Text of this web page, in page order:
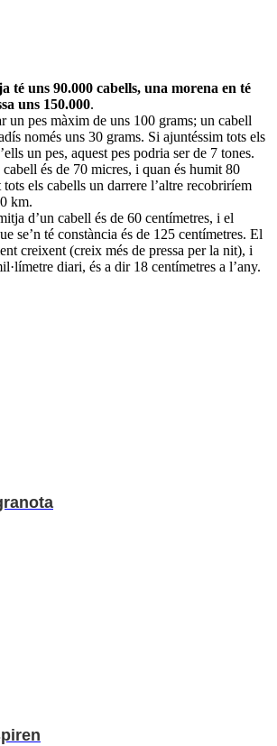
té uns 90.000 cabells, una morena en té
uns 150.000.
un pes màxim de uns 100 grams; un cabell
només uns 30 grams. Si ajuntéssim tots els
un pes, aquest pes podria ser de 7 tones.
és de 70 micres, i quan és humit 80
els cabells un darrere l’altre recobriríem
km.
d’un cabell és de 60 centímetres, i el
se’n té constància és de 125 centímetres. El
creixent (creix més de pressa per la nit), i
diari, és a dir 18 centímetres a l’any.